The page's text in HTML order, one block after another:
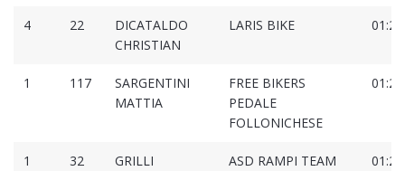
4 22
DICATALDO
CHRISTIAN
LARIS BIKE
1 117
SARGENTINI
MATTIA
FREE BIKERS
PEDALE
FOLLONICHESE
1 32
GRILLI
ASD RAMPI TEAM